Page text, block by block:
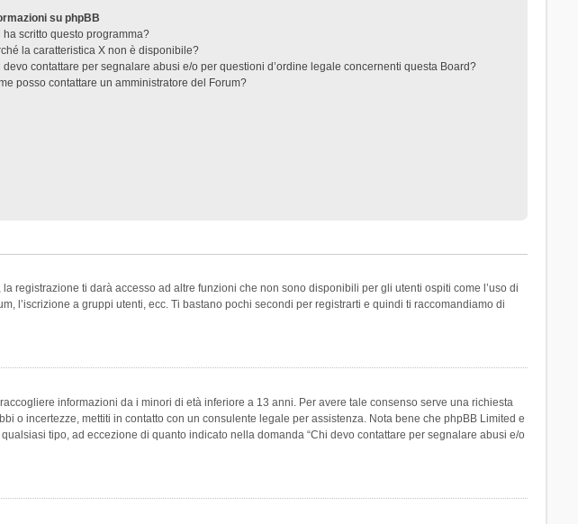
su phpBB
ha scritto questo programma?
la caratteristica X non è disponibile?
devo contattare per segnalare abusi e/o per questioni d’ordine legale concernenti questa Board?
posso contattare un amministratore del Forum?
ti darà accesso ad altre funzioni che non sono disponibili per gli utenti ospiti come l’uso di
l’iscrizione a gruppi utenti, ecc. Ti bastano pochi secondi per registrarti e quindi ti raccomandiamo di
informazioni da i minori di età inferiore a 13 anni. Per avere tale consenso serve una richiesta
o incertezze, mettiti in contatto con un consulente legale per assistenza. Nota bene che phpBB Limited e
tipo, ad eccezione di quanto indicato nella domanda “Chi devo contattare per segnalare abusi e/o